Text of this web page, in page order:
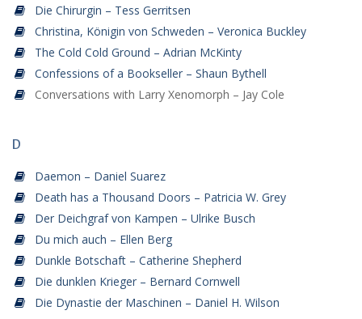
Die Chirurgin – Tess Gerritsen
Christina, Königin von Schweden – Veronica Buckley
The Cold Cold Ground – Adrian McKinty
Confessions of a Bookseller – Shaun Bythell
Conversations with Larry Xenomorph – Jay Cole
D
Daemon – Daniel Suarez
Death has a Thousand Doors – Patricia W. Grey
Der Deichgraf von Kampen – Ulrike Busch
Du mich auch – Ellen Berg
Dunkle Botschaft – Catherine Shepherd
Die dunklen Krieger – Bernard Cornwell
Die Dynastie der Maschinen – Daniel H. Wilson